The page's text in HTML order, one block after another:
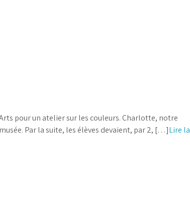
pour un atelier sur les couleurs. Charlotte, notre
Par la suite, les élèves devaient, par 2, […]Lire la